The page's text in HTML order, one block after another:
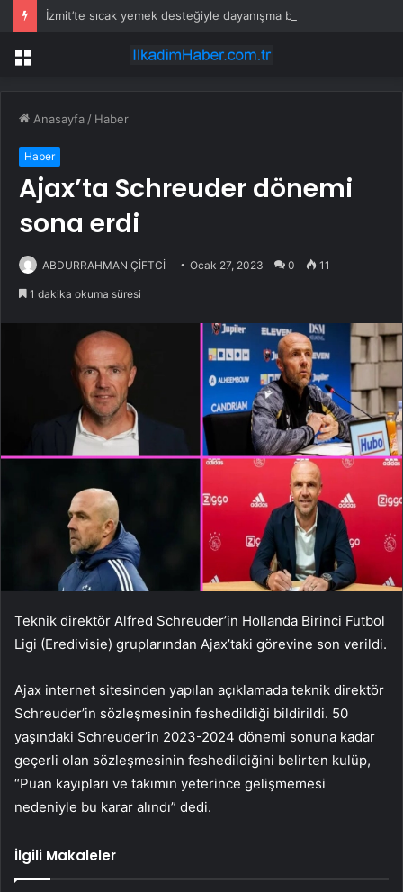
İzmit’te sıcak yemek desteğiyle dayanışma büyüyor
Menü
Anasayfa / Haber
Haber
Ajax’ta Schreuder dönemi
sona erdi
ABDURRAHMAN ÇİFTCİ Ocak 27, 2023 0 11
1 dakika okuma süresi
Teknik direktör Alfred Schreuder’in Hollanda Birinci Futbol
Ligi (Eredivisie) gruplarından Ajax’taki görevine son verildi.
Ajax internet sitesinden yapılan açıklamada teknik direktör
Schreuder’in sözleşmesinin feshedildiği bildirildi. 50
yaşındaki Schreuder’in 2023-2024 dönemi sonuna kadar
geçerli olan sözleşmesinin feshedildiğini belirten kulüp,
“Puan kayıpları ve takımın yeterince gelişmemesi
nedeniyle bu karar alındı” dedi.
İlgili Makaleler